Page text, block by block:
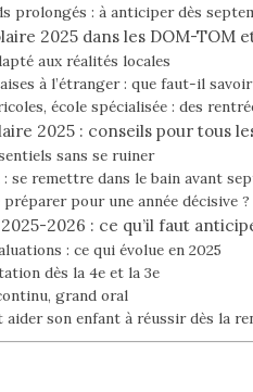
prolongés : à anticiper dès
2025 dans les DOM-TOM
aux réalités locales
à l’étranger : que faut-il savoir
école spécialisée : des
2025 : conseils pour tous
sans se ruiner
se remettre dans le bain avant
pour une année décisive ?
2026 : ce qu’il faut
: ce qui évolue en 2025
dès la 4e et la 3e
grand oral
son enfant à réussir dès la